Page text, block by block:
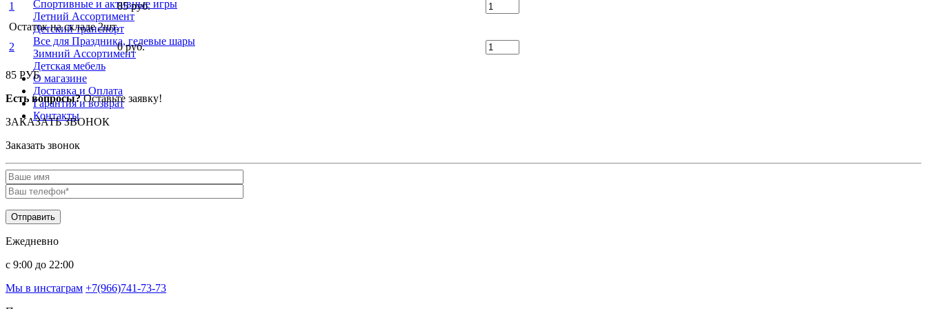
Спортивные и активные игры
Летний Ассортимент
Детский транспорт
Все для Праздника, гелевые шары
Зимний Ассортимент
Детская мебель
О магазине
Доставка и Оплата
Гарантия и возврат
Контакты
1
85 руб.
Остаток на складе 2шт.
2
0 руб.
85 РУБ
Есть вопросы?Оставьте заявку!
ЗАКАЗАТЬ ЗВОНОК
Заказать звонок
Ежедневно
c 9:00 до 22:00
Мы в инстаграм +7(966)741-73-73